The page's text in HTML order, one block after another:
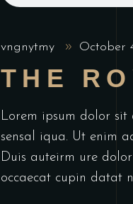
vngnytmy October
THE
Lorem ipsum dolor
sensal iqua. Ut enim
Duis auteirm ure
occaecat cupin datat